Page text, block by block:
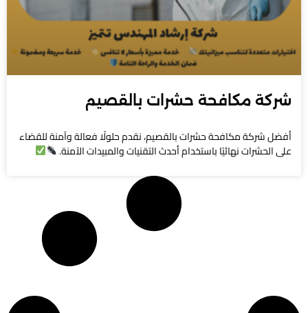
شركة مكافحة حشرات بالقصيم
أفضل شركة مكافحة حشرات بالقصيم، نقدم حلولًا فعالة وآمنة للقضاء
على الحشرات نهائيًا باستخدام أحدث التقنيات والمبيدات الآمنة.